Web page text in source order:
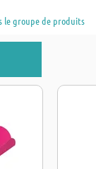
le groupe de produits